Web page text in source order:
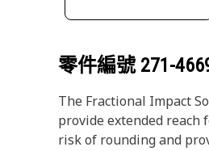
零件編號 271-
The Fractional Impact
provide extended reach
risk of rounding and